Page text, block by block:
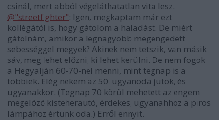
csinál, mert abból végeláthatatlan vita lesz.
@"streetfighter": Igen, megkaptam már ezt
kollégától is, hogy gátolom a haladást. De miért
gátolnám, amikor a legnagyobb megengedett
sebességgel megyek? Akinek nem tetszik, van másik
sáv, meg lehet előzni, ki lehet kerülni. De nem fogok
a Hegyalján 60-70-nel menni, mint tegnap is a
többiek. Elég nekem az 50, ugyanoda jutok, és
ugyanakkor. (Tegnap 70 körül mehetett az engem
megelőző kisteherautó, érdekes, ugyanahhoz a piros
lámpához értünk oda.) Erről ennyit.